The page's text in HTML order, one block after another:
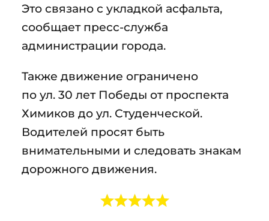
Это связано с укладкой асфальта,
сообщает пресс-служба
администрации города.
Также движение ограничено
по ул. 30 лет Победы от проспекта
Химиков до ул. Студенческой.
Водителей просят быть
внимательными и следовать знакам
дорожного движения.